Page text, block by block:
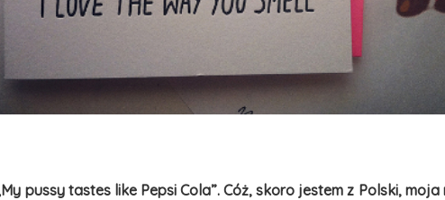
pussy tastes like Pepsi Cola”. Cóż, skoro jestem z Polski,